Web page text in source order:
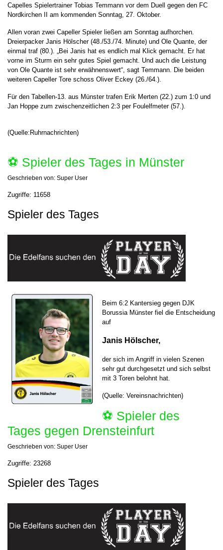
Capelles Spielertrainer Tobias Temmann vor dem Duell gegen den FC
Nordkirchen II am kommenden Sonntag, 27. Oktober.
Allen voran zwei Capeller Spieler ließen am Sonntag aufhorchen.
Dreierpacker Janis Hölscher (48./53./74. Minute) und Ole Quante, der
einmal traf (80.). „Bei Janis hat es endlich mal Klick gemacht. Er hat
vorne im Sturm ein sehr gutes Spiel gemacht. Und auch die Leistung
von Ole Quante ist sehr erwähnenswert“, sagt Temmann. Die beiden
weiteren Capeller Tore schoss Oliver Eckey (26./64.).
Für den Tabellen-13. aus Münster trafen Erik Merten (22.) zum 1:0 und
Jan Hoppe zum zwischenzeitlichen 2:3 per Foulelfmeter (57.).
(Quelle:Ruhrnachrichten)
⚽️ Spieler des Tages in Münster
Geschrieben von: Super User
Zugriffe: 11658
Spieler des Tages
Beim 6:2 Kantersieg gegen DJK
Borussia Münster fiel die Entscheidung
auf
Janis Hölscher,
der sich im Angriff in vielen Szenen
sehr gut durchgesetzt und sich selbst
mit 3 Toren belohnt hat.
(Quelle: Vereinsnachrichten)
⚽️ Spieler des
Tages gegen Drensteinfurt
Geschrieben von: Super User
Zugriffe: 23268
Spieler des Tages